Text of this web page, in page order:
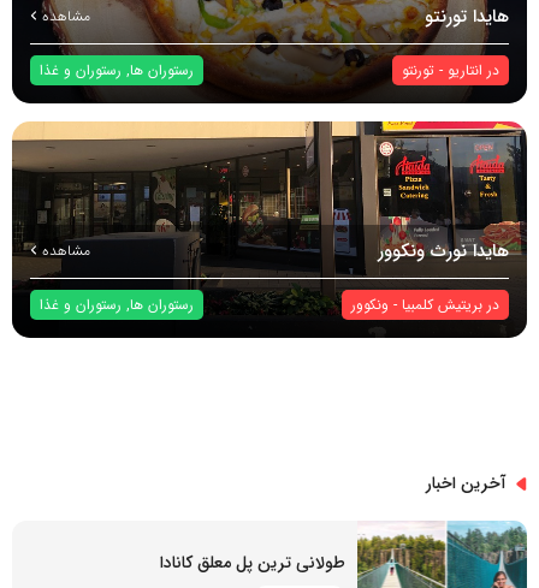
هایدا تورنتو مشاهده
در انتاریو - تورنتو رستوران ها, رستوران و غذا
هایدا نورث ونکوور مشاهده
در بریتیش کلمبیا - ونکوور رستوران ها, رستوران و غذا
آخرین اخبار
طولانی ترین پل معلق کانادا